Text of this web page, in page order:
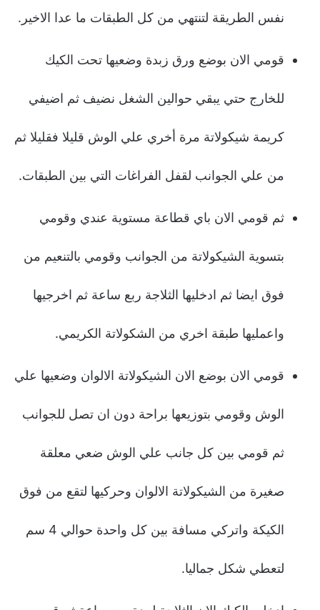
نفس الطريقة لتنتهي من كل الطبقات ما عدا الاخير.
قومي الان بوضع ورق زبدة وضعيها تحت الكيك
للخارج حتي يبقي حوالين الشغل نضيف ثم اضيفي
كريمة شيكولاتة مرة أخري علي الوش قليلا فقليلا ثم
من علي الجوانب لقفل الفراغات التي بين الطبقات.
ثم قومي الان باي قطاعة مستوية عندي وقومي
بتسوية الشيكولاتة من الجوانب وقومي بالتنعيم من
فوق ايضا ثم ادخليها الثلاجة ربع ساعة ثم اخرجيها
واعمليها طبقة اخري من الشكولاتة الكريمي.
قومي الان بوضع الان الشيكولاتة الالوان وضعيها علي
الوش وقومي بتوزيعها براحة دون ان تصل للجوانب
ثم قومي بين كل جانب علي الوش ضعي معلقة
صغيرة من الشيكولاتة الالوان وحركيها لتقع من فوق
الكيكة واتركي مسافة بين كل واحدة حوالي 4 سم
لتعطي شكل جماليا.